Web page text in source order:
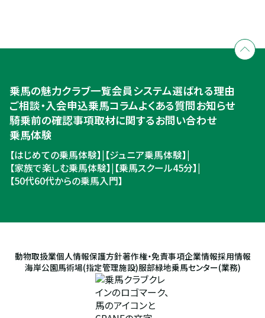
入会のご相談・申込
ご相談・入会申込
乗馬の魅力クラブ一覧会員システム選ばれる理由
ご相談・入会申込乗馬コラムよくある質問お知らせ
騎乗前の確認事項取材に関するお問い合わせ
乗馬体験
【はじめての乗馬体験】| 【ジュニア乗馬体験】|
【家族で楽しむ乗馬体験】| 【乗馬スクール45分】|
【50代60代からの乗馬入門】
動物取扱業個人情報保護方針著作権・免責事項企業情報採用情報
海岸公園馬術場(指定管理施設)服部緑地乗馬センター(業務)